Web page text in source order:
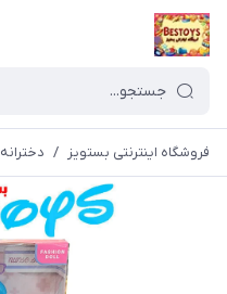
فروشگاه اینترنتی بستویز / دخترانه